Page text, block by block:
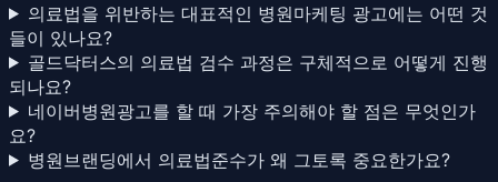
의료법을 위반하는 대표적인 병원마케팅 광고에는 어떤 것
들이 있나요?
골드닥터스의 의료법 검수 과정은 구체적으로 어떻게 진행
되나요?
네이버병원광고를 할 때 가장 주의해야 할 점은 무엇인가
요?
병원브랜딩에서 의료법준수가 왜 그토록 중요한가요?